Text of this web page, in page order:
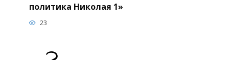
политика Николая 1»
23